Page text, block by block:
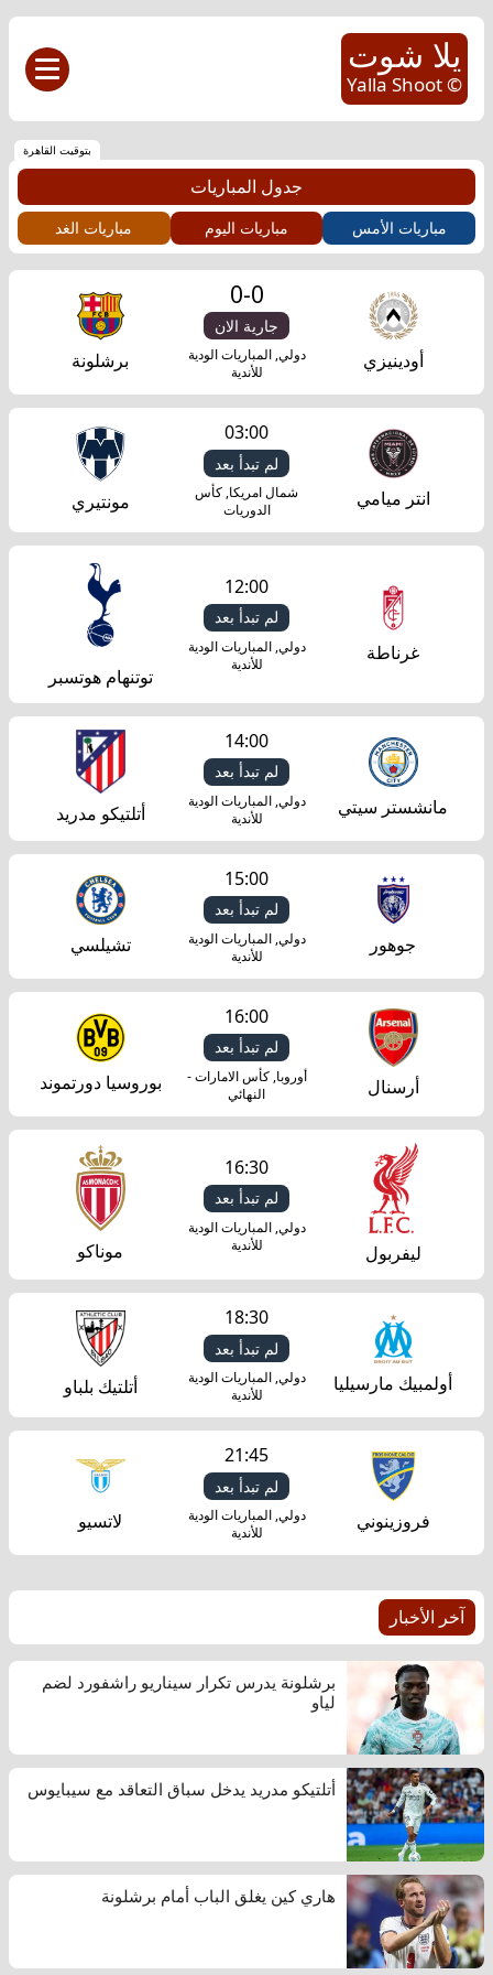
يلا شوت
© Yalla Shoot
بتوقيت القاهرة
جدول المباريات
مباريات الأمس مباريات اليوم مباريات الغد
أودينيزي
0
-
0
جارية الان
دولي, المباريات الودية
للأندية
برشلونة
انتر ميامي
03:00
لم تبدأ بعد
شمال امريكا, كأس
الدوريات
مونتيري
غرناطة
12:00
لم تبدأ بعد
دولي, المباريات الودية
للأندية
توتنهام هوتسبر
مانشستر سيتي
14:00
لم تبدأ بعد
دولي, المباريات الودية
للأندية
أتلتيكو مدريد
جوهور
15:00
لم تبدأ بعد
دولي, المباريات الودية
للأندية
تشيلسي
أرسنال
16:00
لم تبدأ بعد
أوروبا, كأس الامارات -
النهائي
بوروسيا دورتموند
ليفربول
16:30
لم تبدأ بعد
دولي, المباريات الودية
للأندية
موناكو
أولمبيك مارسيليا
18:30
لم تبدأ بعد
دولي, المباريات الودية
للأندية
أتلتيك بلباو
فروزينوني
21:45
لم تبدأ بعد
دولي, المباريات الودية
للأندية
لاتسيو
آخر الأخبار
برشلونة يدرس تكرار سيناريو راشفورد لضم
لياو
أتلتيكو مدريد يدخل سباق التعاقد مع سيبايوس
هاري كين يغلق الباب أمام برشلونة